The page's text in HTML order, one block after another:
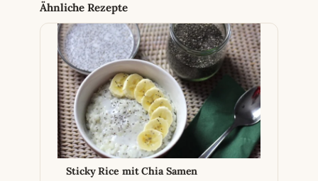
Ähnliche Rezepte
Sticky Rice mit Chia Samen